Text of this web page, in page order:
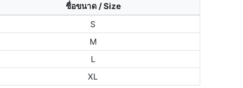
ชื่อขนาด / Size
S
M
L
XL